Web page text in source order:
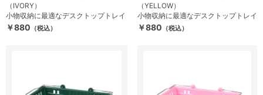
（IVORY）
小物収納に最適なデスクトップトレイ
￥880 （税込）
（YELLOW）
小物収納に最適なデスクトップトレイ
￥880 （税込）